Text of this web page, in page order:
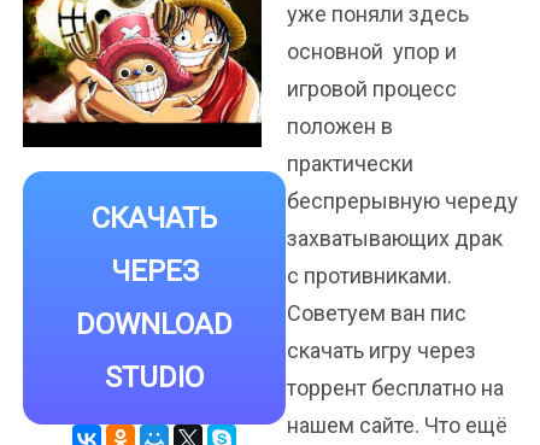
СКАЧАТЬ
ЧЕРЕЗ
DOWNLOAD
STUDIO
уже поняли здесь
основной упор и
игровой процесс
положен в
практически
беспрерывную череду
захватывающих драк
с противниками.
Советуем ван пис
скачать игру через
торрент бесплатно на
нашем сайте. Что ещё